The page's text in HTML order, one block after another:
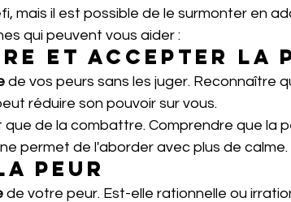
mais il est possible de le surmonter en
qui peuvent vous aider :
et accepter la
de vos peurs sans les juger. Reconnaître
réduire son pouvoir sur vous.
que de la combattre. Comprendre que la
permet de l'aborder avec plus de calme.
peur
de votre peur. Est-elle rationnelle ou